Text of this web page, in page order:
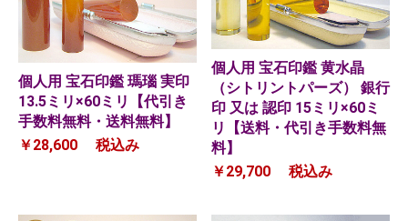
個人用 宝石印鑑 瑪瑙 実印
13.5ミリ×60ミリ【代引き
手数料無料・送料無料】
￥28,600
税込み
個人用 宝石印鑑 黄水晶
（シトリントパーズ） 銀行
印 又は 認印 15ミリ×60ミ
リ【送料・代引き手数料無
料】
￥29,700
税込み